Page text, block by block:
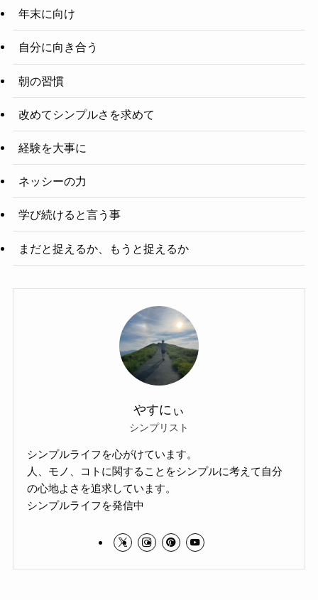
年末に向け
自分に向き合う
朝の習慣
改めてシンプルさを求めて
経験を大事に
ネッシーの力
学び続けると言う事
まだと捉えるか、もうと捉えるか
やすにぃ
シンプリスト
シンプルライフを心がけています。
人、モノ、コトに関することをシンプルに考えて自分
の心地よさを追求しています。
シンプルライフを発信中